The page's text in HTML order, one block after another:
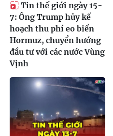
Tin thế giới ngày 15-
7: Ông Trump hủy kế
hoạch thu phí eo biển
Hormuz, chuyển hướng
đầu tư với các nước Vùng
Vịnh